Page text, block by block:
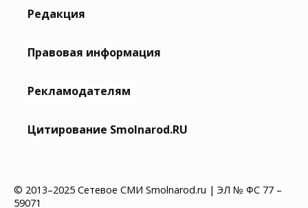
Редакция
Правовая информация
Рекламодателям
Цитирование Smolnarod.RU
© 2013–2025 Сетевое СМИ Smolnarod.ru | ЭЛ № ФС 77 –
59071